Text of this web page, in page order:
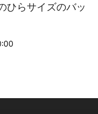
ひらサイズのバッ